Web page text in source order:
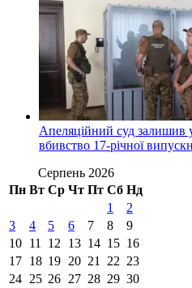
Апеляційний суд залишив
вбивство 17-річної
Серпень 2026
Пн Вт Ср Чт Пт Сб Нд
1
2
3
4 5 6 7 8
9
10 11 12 13 14 15 16
17 18 19 20 21 22 23
24 25 26 27 28 29 30